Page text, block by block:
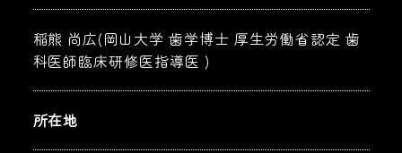
稲熊 尚広(岡山大学 歯学博士 厚生労働省認定 歯
科医師臨床研修医指導医 )
所在地